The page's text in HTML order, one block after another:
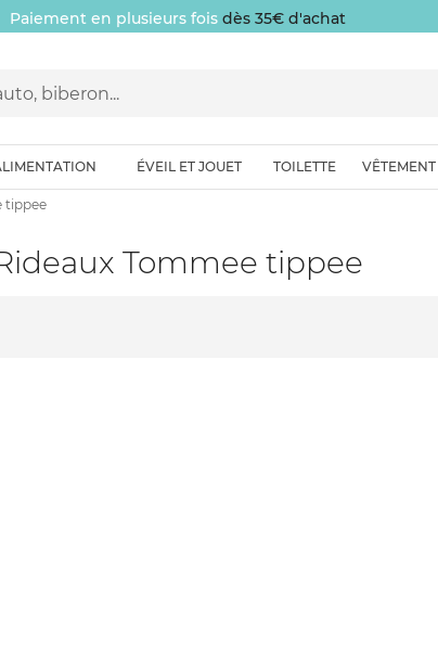
Paiement en plusieurs fois dès 35€ d'achat
ÉVEIL ET JOUET TOILETTE VÊTEMENT
tippee
Rideaux Tommee tippee